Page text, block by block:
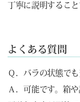
丁寧に説明すること
よくある質問
Ｑ．バラの状態で
Ａ．可能です。箱